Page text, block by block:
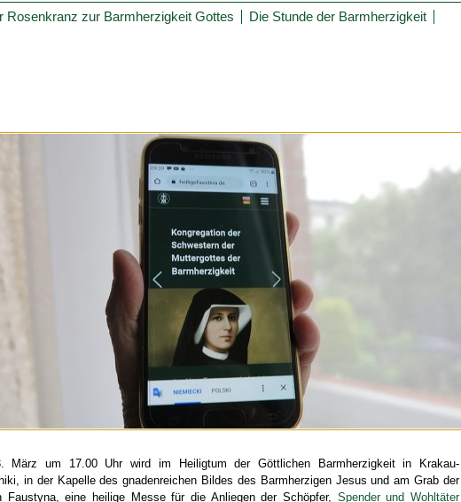
Rosenkranz zur Barmherzigkeit Gottes Die Stunde der Barmherzigkeit
März um 17.00 Uhr wird im Heiligtum der Göttlichen Barmherzigkeit in Krakau-
in der Kapelle des gnadenreichen Bildes des Barmherzigen Jesus und am Grab der
Faustyna, eine heilige Messe für die Anliegen der Schöpfer, Spender und Wohltäter